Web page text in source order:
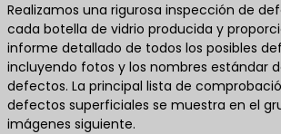
Realizamos una rigurosa inspección de
cada botella de vidrio producida y
informe detallado de todos los posibles
incluyendo fotos y los nombres estándar
defectos. La principal lista de
defectos superficiales se muestra en el
imágenes siguiente.